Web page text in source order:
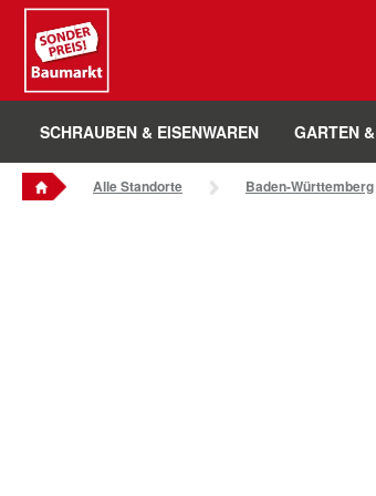
Sounder Preis Logo
SCHRAUBEN & EISENWAREN GARTEN
Alle Standorte Baden-Württemberg